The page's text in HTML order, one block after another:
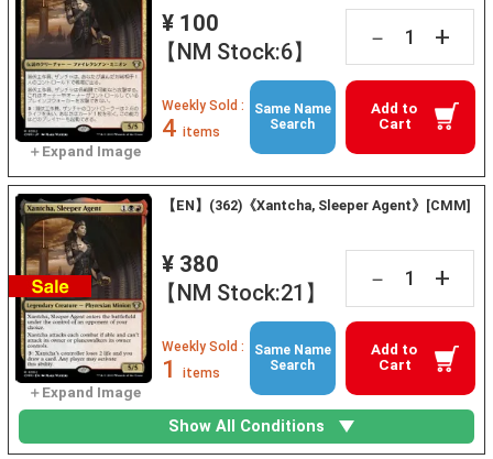
¥ 100
【NM Stock:6】
－ +
Add to
Cart
Weekly Sold :
4 items
Same Name
Search
【EN】(362)《Xantcha, Sleeper Agent》[CMM]
¥ 380
【NM Stock:21】
－ +
Add to
Cart
Weekly Sold :
1 items
Same Name
Search
Show All Conditions